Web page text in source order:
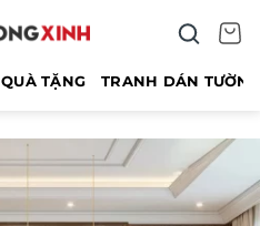
QUÀ TẶNG TRANH DÁN